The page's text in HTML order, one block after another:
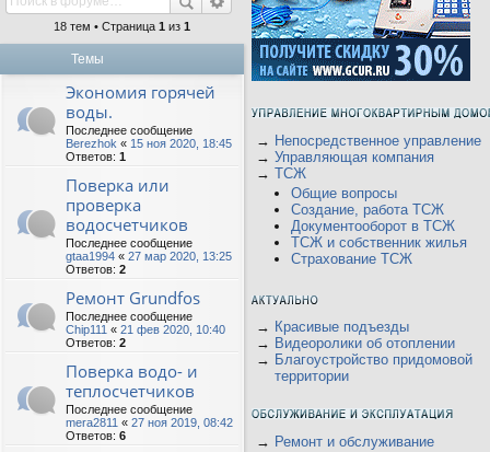
18 тем • Страница 1 из 1
Темы
Экономия горячей
воды.
Последнее сообщение
Berezhok « 15 ноя 2020, 18:45
Ответов: 1
Поверка или
проверка
водосчетчиков
Последнее сообщение
gtaa1994 « 27 мар 2020, 13:25
Ответов: 2
Ремонт Grundfos
Последнее сообщение
Chip111 « 21 фев 2020, 10:40
Ответов: 2
Поверка водо- и
теплосчетчиков
Последнее сообщение
mera2811 « 27 ноя 2019, 08:42
Ответов: 6
→ Непосредственное управление
→ Управляющая компания
→ ТСЖ
Общие вопросы
Создание, работа ТСЖ
Документооборот в ТСЖ
ТСЖ и собственник жилья
Страхование ТСЖ
→ Красивые подъезды
→ Видеоролики об отоплении
→ Благоустройство придомовой
территории
→ Ремонт и обслуживание